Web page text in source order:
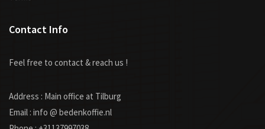
Contact Info
Feel free to contact & reach us !
Address : Main office at Tilburg
Email : info @ bedenkoffie.nl